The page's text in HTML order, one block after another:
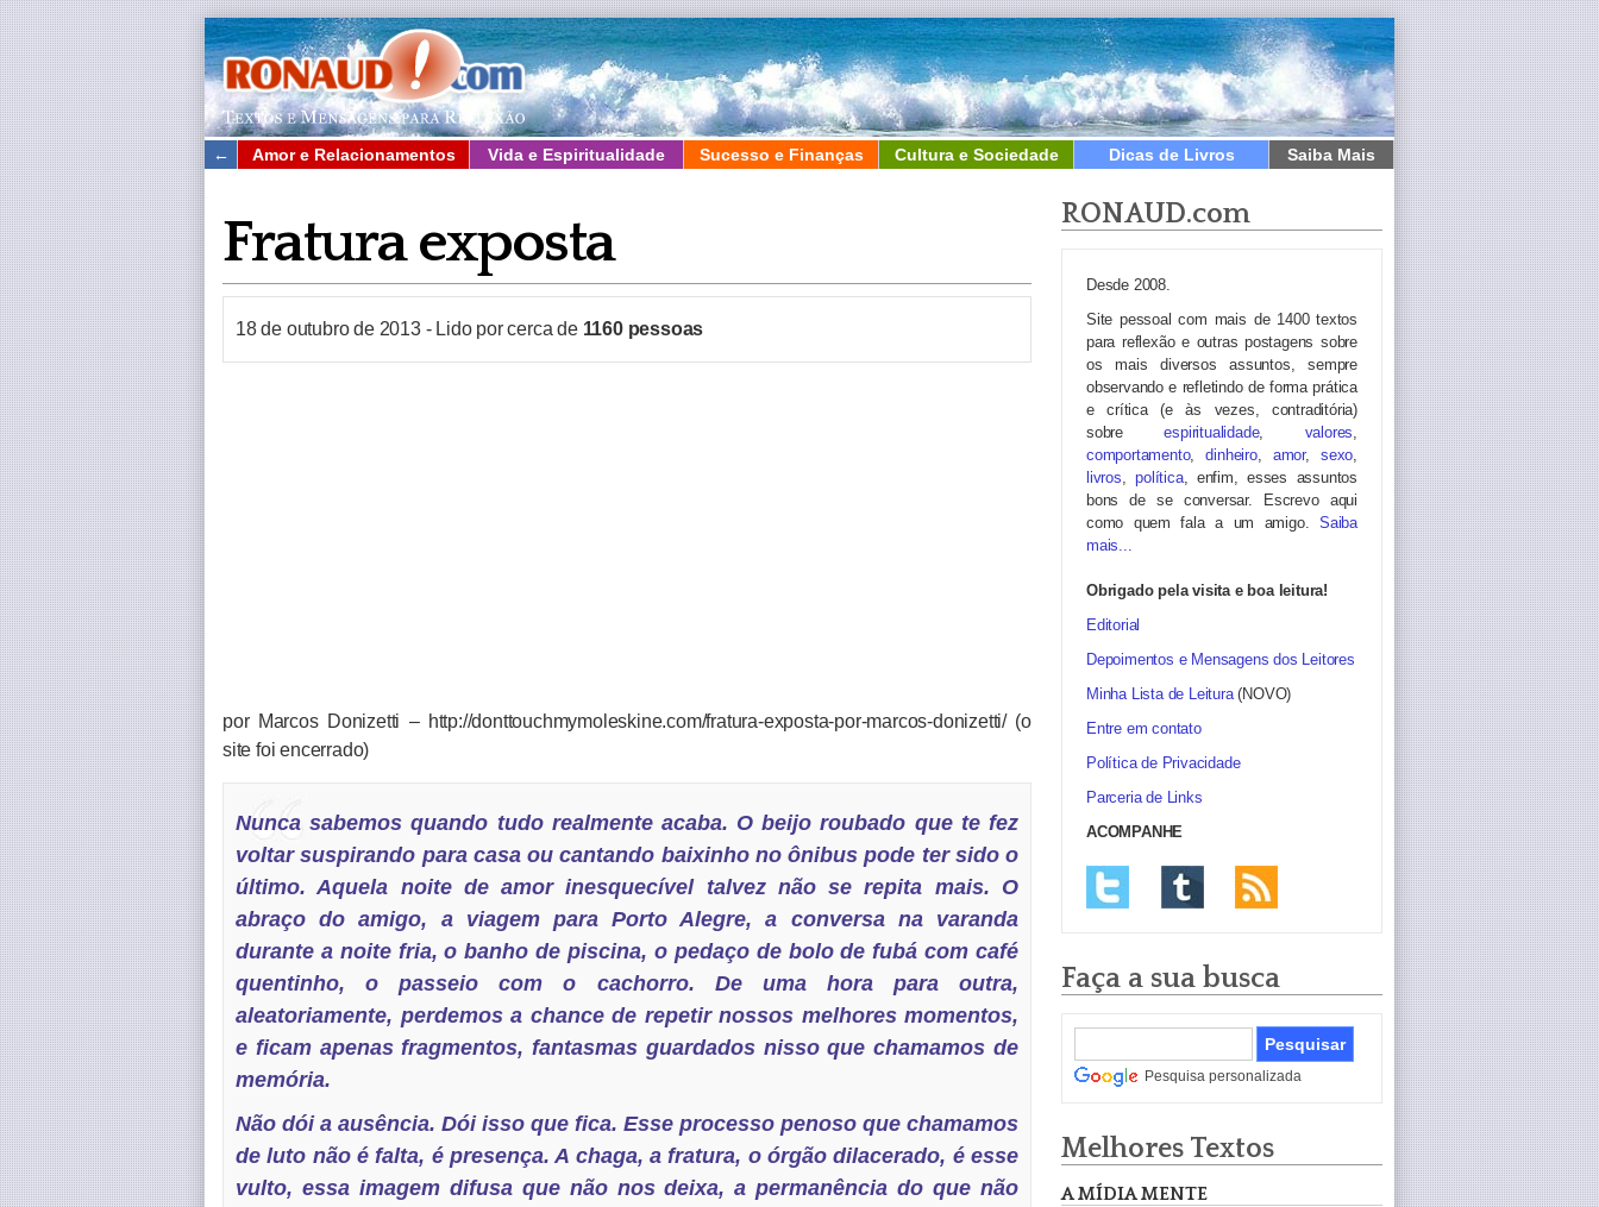
← Amor e Relacionamentos Vida e Espiritualidade Sucesso e Finanças Cultura e Sociedade Dicas de Livros Saiba Mais
Fratura exposta
18 de outubro de 2013- Lido por cerca de 1160pessoas
por Marcos Donizetti – http://donttouchmymoleskine.com/fratura-exposta-por-marcos-donizetti/ (o
site foi encerrado)
Nunca sabemos quando tudo realmente acaba. O beijo roubado que te fez
voltar suspirando para casa ou cantando baixinho no ônibus pode ter sido o
último. Aquela noite de amor inesquecível talvez não se repita mais. O
abraço do amigo, a viagem para Porto Alegre, a conversa na varanda
durante a noite fria, o banho de piscina, o pedaço de bolo de fubá com café
quentinho, o passeio com o cachorro. De uma hora para outra,
aleatoriamente, perdemos a chance de repetir nossos melhores momentos,
e ficam apenas fragmentos, fantasmas guardados nisso que chamamos de
memória.
Não dói a ausência. Dói isso que fica. Esse processo penoso que chamamos
de luto não é falta, é presença. A chaga, a fratura, o órgão dilacerado, é esse
vulto, essa imagem difusa que não nos deixa, a permanência do que não
RONAUD.com
Desde 2008.
Site pessoal com mais de 1400 textos
para reflexão e outras postagens sobre
os mais diversos assuntos, sempre
observando e refletindo de forma prática
e crítica (e às vezes, contraditória)
sobreespiritualidade, valores,
comportamento,dinheiro, amor, sexo,
livros,política, enfim, esses assuntos
bons de se conversar. Escrevo aqui
como quem fala a um amigo. Saiba
mais...
Obrigado pela visita e boa leitura!
Editorial
Depoimentos e Mensagens dos Leitores
Minha Lista de Leitura(NOVO)
Entre em contato
Política de Privacidade
Parceria de Links
ACOMPANHE
Faça a sua busca
Pesquisa personalizada
Melhores Textos
A MÍDIA MENTE